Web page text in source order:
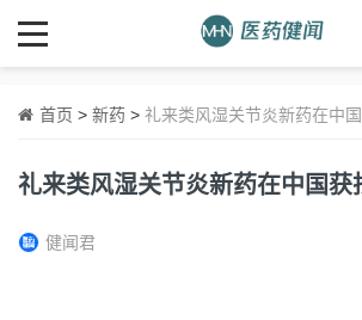
首页 > 新药 > 礼来类风湿关节炎新药在中
礼来类风湿关节炎新药在中国获
健闻君